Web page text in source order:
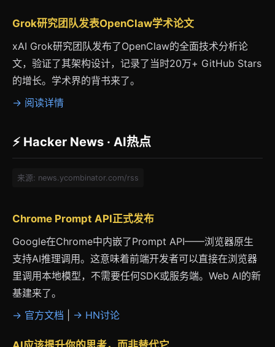
Grok研究团队发表OpenClaw学术论文
xAI Grok研究团队发布了OpenClaw的全面技术分析论
文，验证了其架构设计，记录了当时20万+ GitHub Stars
的增长。学术界的背书来了。
→ 阅读详情
⚡ Hacker News · AI热点
来源: news.ycombinator.com/rss
Chrome Prompt API正式发布
Google在Chrome中内嵌了Prompt API——浏览器原生
支持AI推理调用。这意味着前端开发者可以直接在浏览器
里调用本地模型，不需要任何SDK或服务端。Web AI的新
基建来了。
→ 官方文档
→ HN讨论